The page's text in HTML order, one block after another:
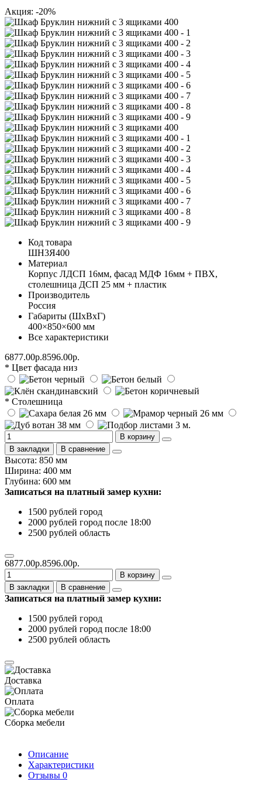
Акция: -20%
Код товара
ШН3Я400
Материал
Корпус ЛДСП 16мм, фасад МДФ 16мм + ПВХ,
столешница ДСП 25 мм + пластик
Производитель
Россия
Габариты (ШхВхГ)
400×850×600 мм
Все характеристики
6877.00р.8596.00р.
* Цвет фасада низ
* Столешница
В корзину
В закладки
В сравнение
Высота: 850 мм
Ширина: 400 мм
Глубина: 600 мм
Записаться на платный замер кухни:
1500 рублей город
2000 рублей город после 18:00
2500 рублей область
6877.00р.8596.00р.
В корзину
В закладки
В сравнение
Записаться на платный замер кухни:
1500 рублей город
2000 рублей город после 18:00
2500 рублей область
Доставка
Оплата
Сборка мебели
Описание
Характеристики
Отзывы 0